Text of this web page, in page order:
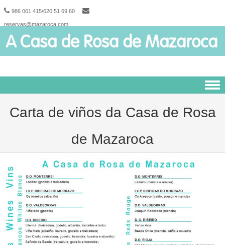
986 061 415/620 51 69 60
reservas@mazaroca.com
Carta de viños da Casa de Rosa
de Mazaroca